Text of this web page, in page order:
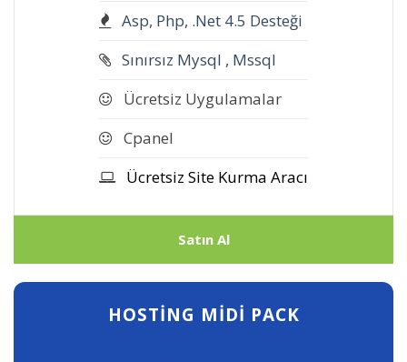
Asp, Php, .Net 4.5 Desteği
Sınırsız Mysql , Mssql
Ücretsiz Uygulamalar
Cpanel
Ücretsiz Site Kurma Aracı
Satın Al
HOSTİNG MİDİ PACK